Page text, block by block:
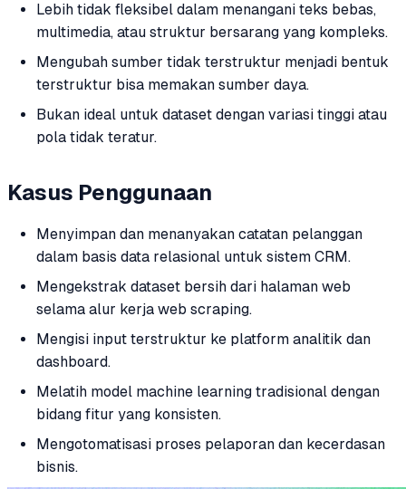
Lebih tidak fleksibel dalam menangani teks bebas,
multimedia, atau struktur bersarang yang kompleks.
Mengubah sumber tidak terstruktur menjadi bentuk
terstruktur bisa memakan sumber daya.
Bukan ideal untuk dataset dengan variasi tinggi atau
pola tidak teratur.
Kasus Penggunaan
Menyimpan dan menanyakan catatan pelanggan
dalam basis data relasional untuk sistem CRM.
Mengekstrak dataset bersih dari halaman web
selama alur kerja web scraping.
Mengisi input terstruktur ke platform analitik dan
dashboard.
Melatih model machine learning tradisional dengan
bidang fitur yang konsisten.
Mengotomatisasi proses pelaporan dan kecerdasan
bisnis.